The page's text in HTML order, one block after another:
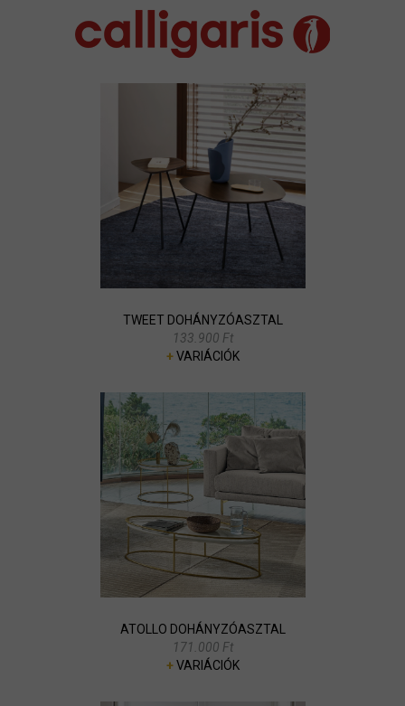
TWEET DOHÁNYZÓASZTAL
133.900 Ft
+VARIÁCIÓK
ATOLLO DOHÁNYZÓASZTAL
171.000 Ft
+VARIÁCIÓK